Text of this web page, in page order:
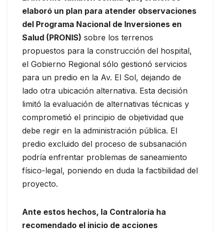
elaboró un plan para atender observaciones
del Programa Nacional de Inversiones en
Salud (PRONIS) sobre los terrenos
propuestos para la construcción del hospital,
el Gobierno Regional sólo gestionó servicios
para un predio en la Av. El Sol, dejando de
lado otra ubicación alternativa. Esta decisión
limitó la evaluación de alternativas técnicas y
comprometió el principio de objetividad que
debe regir en la administración pública. El
predio excluido del proceso de subsanación
podría enfrentar problemas de saneamiento
físico-legal, poniendo en duda la factibilidad del
proyecto.
Ante estos hechos, la Contraloría ha
recomendado el inicio de acciones